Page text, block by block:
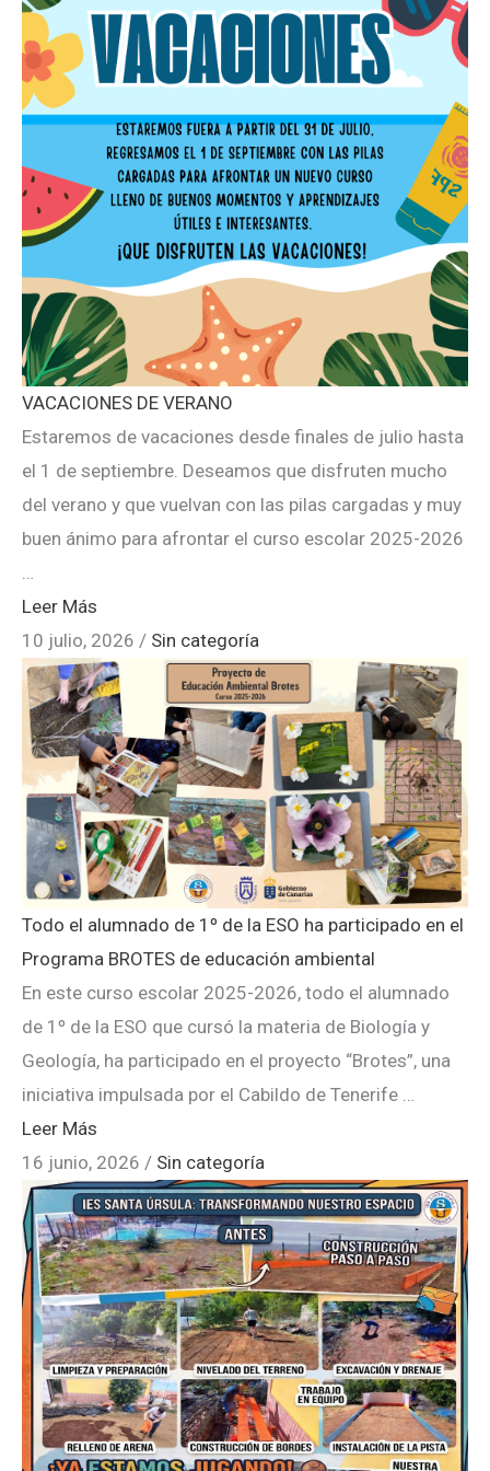
VACACIONES DE VERANO
Estaremos de vacaciones desde finales de julio hasta
el 1 de septiembre. Deseamos que disfruten mucho
del verano y que vuelvan con las pilas cargadas y muy
buen ánimo para afrontar el curso escolar 2025-2026
Leer Más
10 julio, 2026 / Sin categoría
Todo el alumnado de 1º de la ESO ha participado en el
Programa BROTES de educación ambiental
En este curso escolar 2025-2026, todo el alumnado
de 1º de la ESO que cursó la materia de Biología y
Geología, ha participado en el proyecto “Brotes”, una
iniciativa impulsada por el Cabildo de Tenerife …
Leer Más
16 junio, 2026 / Sin categoría